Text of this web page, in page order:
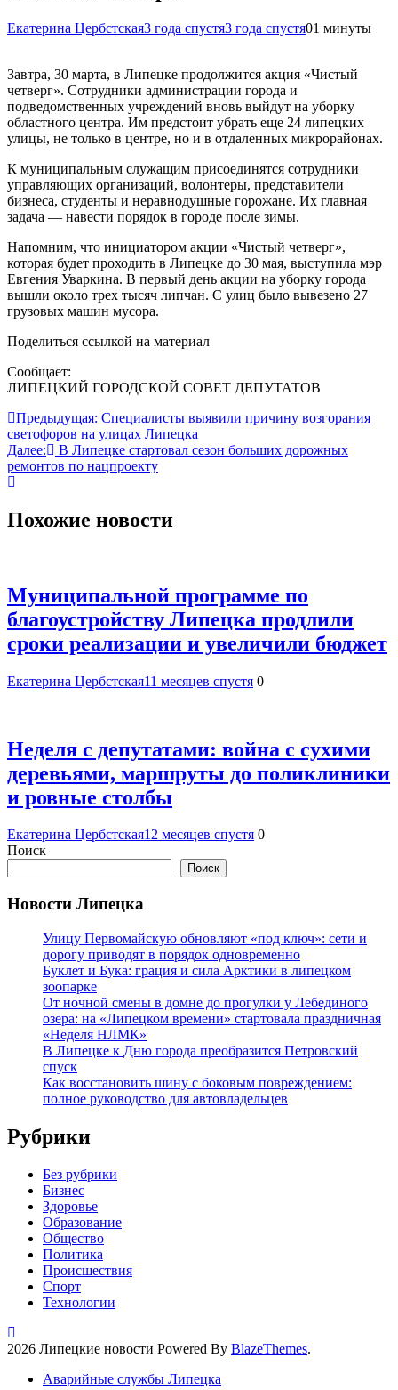
Екатерина Цербстская3 года спустя3 года спустя01 минуты
Завтра, 30 марта, в Липецке продолжится акция «Чистый
четверг». Сотрудники администрации города и
подведомственных учреждений вновь выйдут на уборку
областного центра. Им предстоит убрать еще 24 липецких
улицы, не только в центре, но и в отдаленных микрорайонах.
К муниципальным служащим присоединятся сотрудники
управляющих организаций, волонтеры, представители
бизнеса, студенты и неравнодушные горожане. Их главная
задача — навести порядок в городе после зимы.
Напомним, что инициатором акции «Чистый четверг»,
которая будет проходить в Липецке до 30 мая, выступила мэр
Евгения Уваркина. В первый день акции на уборку города
вышли около трех тысяч липчан. С улиц было вывезено 27
грузовых машин мусора.
Поделиться ссылкой на материал
Сообщает:
ЛИПЕЦКИЙ ГОРОДСКОЙ СОВЕТ ДЕПУТАТОВ
Навигация
по
записям
Предыдущая: Специалисты выявили причину возгорания
светофоров на улицах Липецка
Далее:
В Липецке стартовал сезон больших дорожных
ремонтов по нацпроекту
Похожие новости
Муниципальной программе по
благоустройству Липецка продлили
сроки реализации и увеличили бюджет
Екатерина Цербстская11 месяцев спустя 0
Неделя с депутатами: война с сухими
деревьями, маршруты до поликлиники
и ровные столбы
Екатерина Цербстская12 месяцев спустя 0
Поиск
Поиск
Новости Липецка
Улицу Первомайскую обновляют «под ключ»: сети и
дорогу приводят в порядок одновременно
Буклет и Бука: грация и сила Арктики в липецком
зоопарке
От ночной смены в домне до прогулки у Лебединого
озера: на «Липецком времени» стартовала праздничная
«Неделя НЛМК»
В Липецке к Дню города преобразится Петровский
спуск
Как восстановить шину с боковым повреждением:
полное руководство для автовладельцев
Рубрики
Без рубрики
Бизнес
Здоровье
Образование
Общество
Политика
Происшествия
Спорт
Технологии
2026 Липецкие новости Powered By BlazeThemes.
Аварийные службы Липецка